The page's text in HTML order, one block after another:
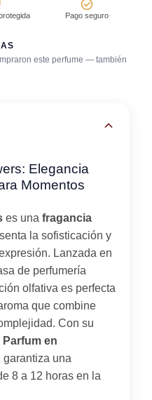
Pago seguro
este perfume — también
Elegancia
Momentos
es una fragancia
la sofisticación y
Lanzada en
de perfumería
olfativa es perfecta
que combine
Con su
Parfum en
garantiza una
8 a 12 horas en la